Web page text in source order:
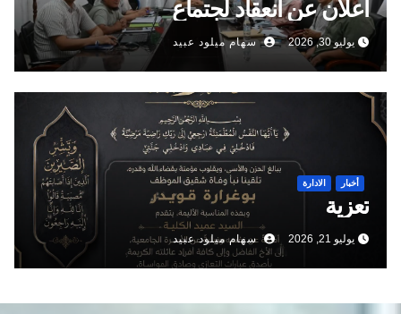
اعلان عن انعقاد لجتماع
يوليو 30, 2026 سهام ميلود عبيد
أخبار الادارة
تعزية
يوليو 21, 2026 سهام ميلود عبيد